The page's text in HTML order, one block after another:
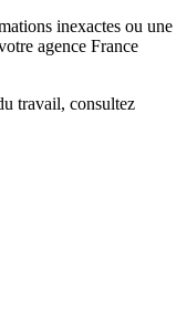
inexactes ou une
agence France
travail, consultez